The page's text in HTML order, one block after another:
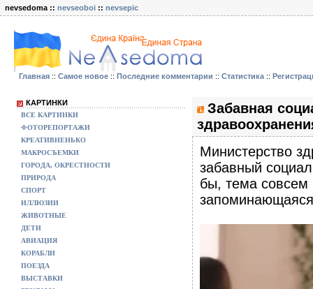
nevsedoma :: nevseoboi :: nevsepic
Главная :: Самое новое :: Последние комментарии :: Статистика ::
КАРТИНКИ
ВСЕ КАРТИНКИ
ФОТОРЕПОРТАЖИ
КРЕАТИВНЕНЬКО
МАКРОСЪЕМКИ
ГОРОДА, ОКРЕСТНОСТИ
ПРИРОДА
СПОРТ
ИЛЛЮЗИИ
ЖИВОТНЫЕ
ДЕТИ
АВИАЦИЯ
КОРАБЛИ
ПОЕЗДА
ВЫСТАВКИ
Забавная
Министерство
забавный
бы, тема совсем